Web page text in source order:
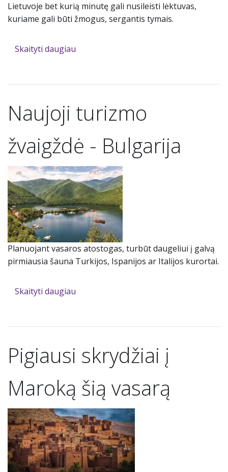
Lietuvoje bet kurią minutę gali nusileisti lėktuvas,
kuriame gali būti žmogus, sergantis tymais.
Skaityti daugiau
Naujoji turizmo
žvaigždė - Bulgarija
Planuojant vasaros atostogas, turbūt daugeliui į galvą
pirmiausia šauna Turkijos, Ispanijos ar Italijos kurortai.
Skaityti daugiau
Pigiausi skrydžiai į
Maroką šią vasarą